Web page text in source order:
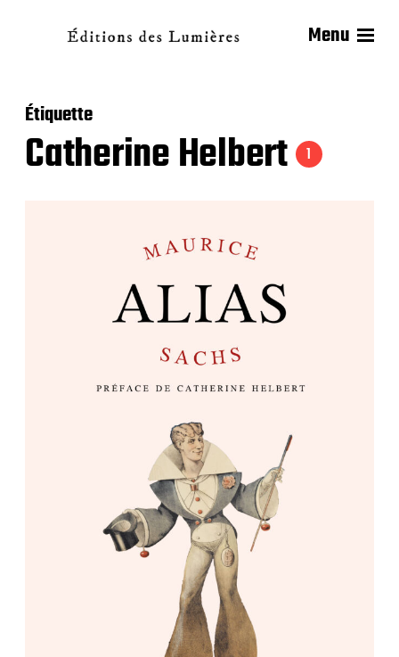
Menu
Étiquette
Catherine Helbert 1